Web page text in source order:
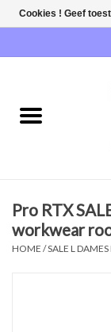
NIEUW!
SWEATERS /
POLOSHIRTS
Pro RTX
workwear
HOME /SALE L
Cookies ! Geef